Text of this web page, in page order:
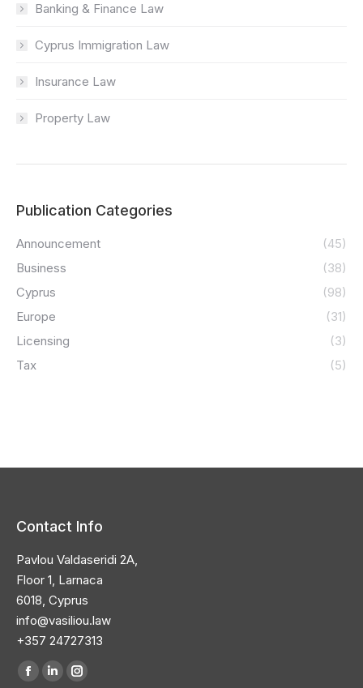
Banking & Finance Law
Cyprus Immigration Law
Insurance Law
Property Law
Publication Categories
Announcement
(45)
Business
(38)
Cyprus
(98)
Europe
(31)
Licensing
(3)
Tax
(5)
Contact Info
Pavlou Valdaseridi 2A,
Floor 1, Larnaca
6018, Cyprus
info@vasiliou.law
+357 24727313
Find us on: